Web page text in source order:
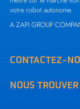
votre robot autonome.
A ZAPI GROUP
CONTACTEZ-
NOUS TROUVER